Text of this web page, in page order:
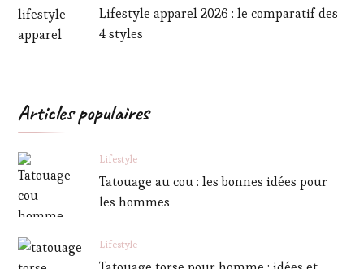
Lifestyle apparel 2026 : le comparatif des
4 styles
Articles populaires
Lifestyle
Tatouage au cou : les bonnes idées pour
les hommes
Lifestyle